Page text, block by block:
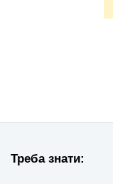
Треба знати: